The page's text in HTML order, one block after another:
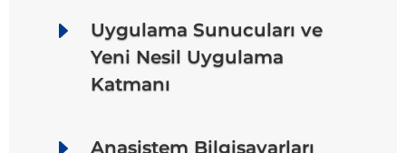
E
Uygulama Sunucuları ve
Yeni Nesil Uygulama
Katmanı
Anasistem Bilgisayarları